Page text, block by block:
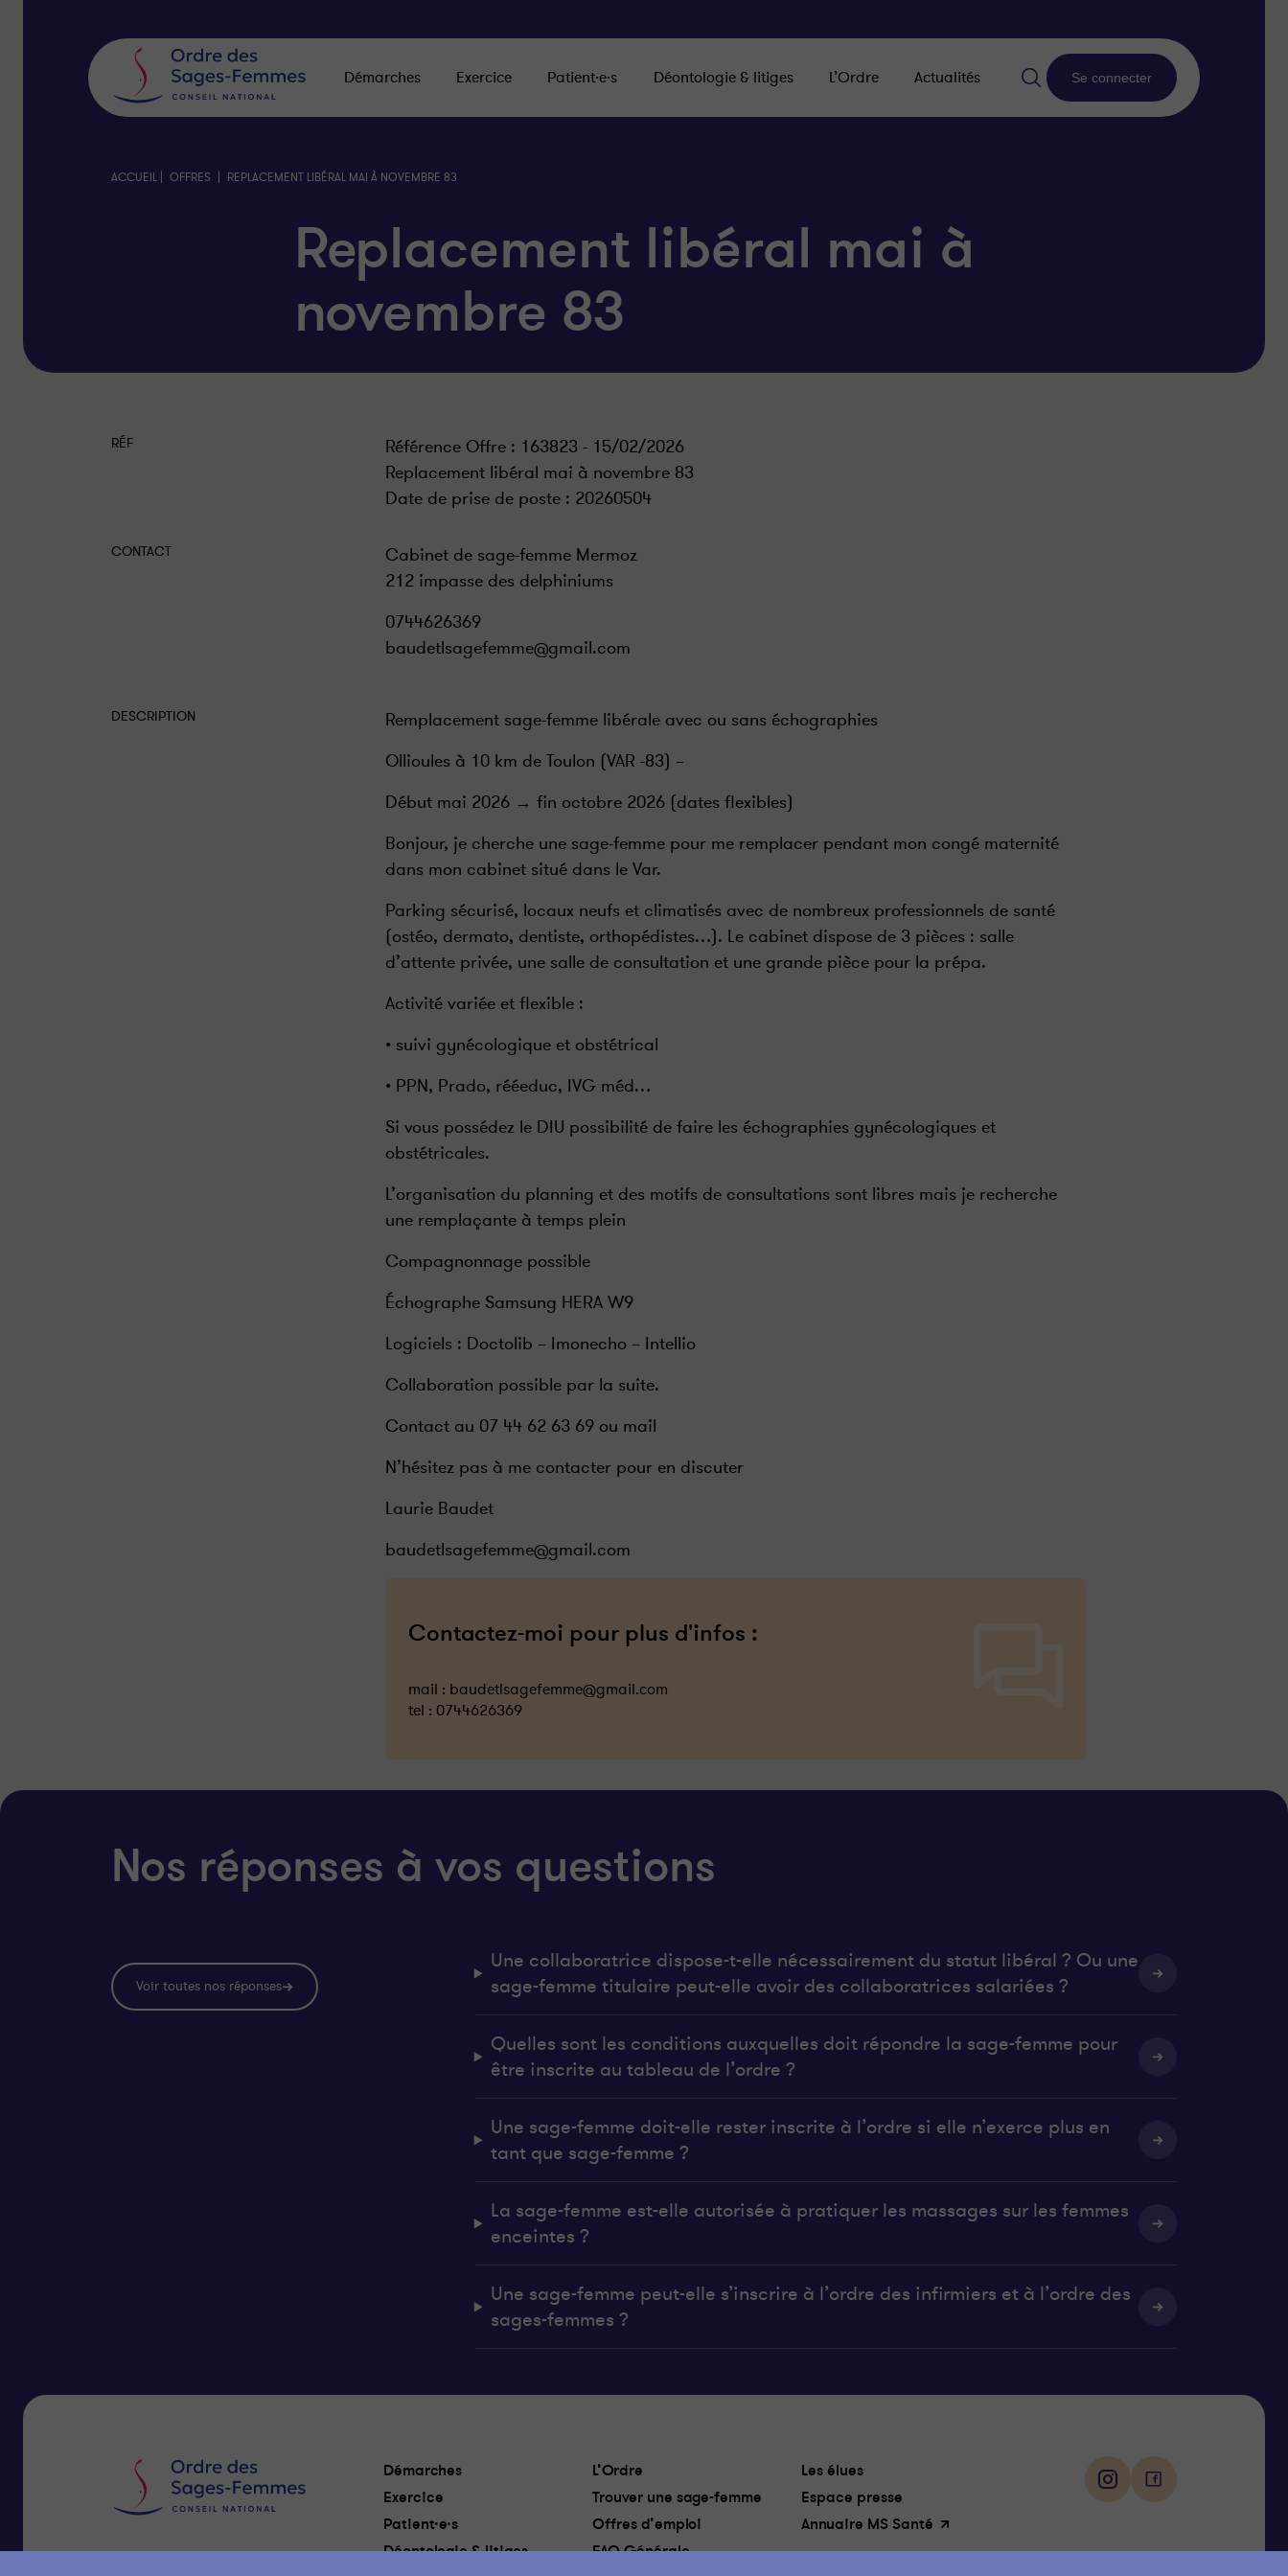
Démarches Exercice Patient·e·s Déontologie & litiges L’Ordre Actualités Se connecter
ACCUEIL | OFFRES | REPLACEMENT LIBÉRAL MAI À NOVEMBRE 83
Replacement libéral mai à
novembre 83
RÉF
Référence Offre : 163823 - 15/02/2026
Replacement libéral mai à novembre 83
Date de prise de poste : 20260504
CONTACT
Cabinet de sage-femme Mermoz
212 impasse des delphiniums
0744626369
baudetlsagefemme@gmail.com
DESCRIPTION
Remplacement sage-femme libérale avec ou sans échographies
Ollioules à 10 km de Toulon (VAR -83) –
Début mai 2026 → fin octobre 2026 (dates flexibles)
Bonjour, je cherche une sage-femme pour me remplacer pendant mon congé maternité
dans mon cabinet situé dans le Var.
Parking sécurisé, locaux neufs et climatisés avec de nombreux professionnels de santé
(ostéo, dermato, dentiste, orthopédistes…). Le cabinet dispose de 3 pièces : salle
d’attente privée, une salle de consultation et une grande pièce pour la prépa.
Activité variée et flexible :
• suivi gynécologique et obstétrical
• PPN, Prado, rééeduc, IVG méd…
Si vous possédez le DIU possibilité de faire les échographies gynécologiques et
obstétricales.
L’organisation du planning et des motifs de consultations sont libres mais je recherche
une remplaçante à temps plein
Compagnonnage possible
Échographe Samsung HERA W9
Logiciels : Doctolib – Imonecho – Intellio
Collaboration possible par la suite.
Contact au 07 44 62 63 69 ou mail
N’hésitez pas à me contacter pour en discuter
Laurie Baudet
baudetlsagefemme@gmail.com
Contactez-moi pour plus d'infos :
mail : baudetlsagefemme@gmail.com
tel : 0744626369
Nos réponses à vos questions
Voir toutes nos réponses
Une collaboratrice dispose-t-elle nécessairement du statut libéral ? Ou une
sage-femme titulaire peut-elle avoir des collaboratrices salariées ?
Quelles sont les conditions auxquelles doit répondre la sage-femme pour
être inscrite au tableau de l’ordre ?
Une sage-femme doit-elle rester inscrite à l’ordre si elle n’exerce plus en
tant que sage-femme ?
La sage-femme est-elle autorisée à pratiquer les massages sur les femmes
enceintes ?
Une sage-femme peut-elle s’inscrire à l’ordre des infirmiers et à l’ordre des
sages-femmes ?
Démarches
Exercice
Patient·e·s
Déontologie & litiges
L’Ordre
Trouver une sage-femme
Offres d’emploi
FAQ Générale
Les élues
Espace presse
Annuaire MS Santé
i
t
f
e